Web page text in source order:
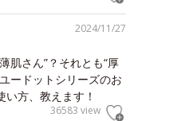
2024/11/27
肌さん”？それとも“厚
ードットシリーズのお
い方、教えます！
36583 view